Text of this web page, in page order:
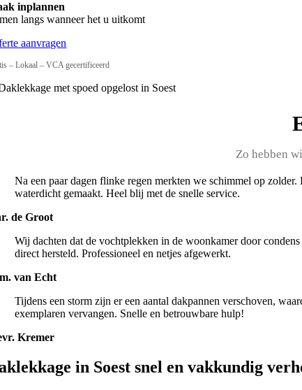
inplannen
langs wanneer het u uitkomt
aanvragen
– Lokaal – VCA gecertificeerd
Zo hebben
Na een paar dagen flinke regen merkten we schimmel op
waterdicht gemaakt. Heel blij met de snelle service.
de Groot
Wij dachten dat de vochtplekken in de woonkamer door
direct hersteld. Professioneel en netjes afgewerkt.
van Echt
Tijdens een storm zijn er een aantal dakpannen verschoven,
exemplaren vervangen. Snelle en betrouwbare hulp!
Kremer
in Soest snel en vakkundig